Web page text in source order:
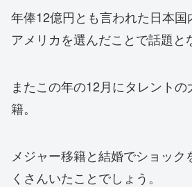
年俸12億円とも言われた日本国
アメリカを選んだことで話題と
またこの年の12月にタレント
籍。
メジャー移籍と結婚でショック
くさんいたことでしょう。